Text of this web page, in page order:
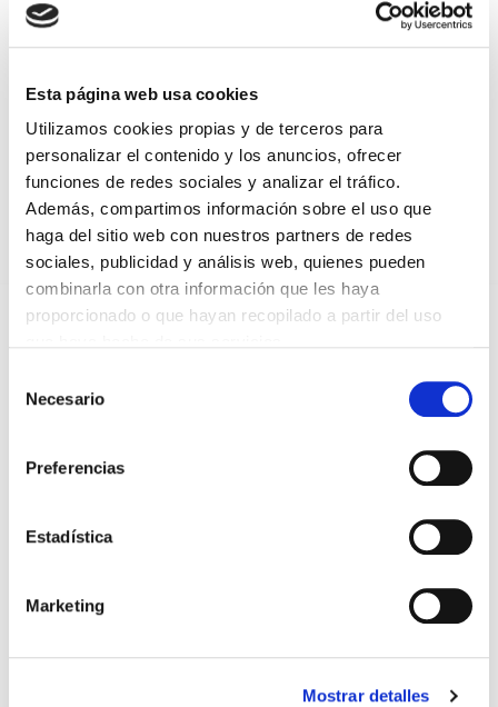
Esta página web usa cookies
Utilizamos cookies propias y de terceros para
personalizar el contenido y los anuncios, ofrecer
funciones de redes sociales y analizar el tráfico.
Además, compartimos información sobre el uso que
haga del sitio web con nuestros partners de redes
sociales, publicidad y análisis web, quienes pueden
combinarla con otra información que les haya
proporcionado o que hayan recopilado a partir del uso
Necesario
Preferencias
Estadística
Marketing
Mostrar detalles
*Campos obligatorios
He leido y acepto la Política de privacidad
DESTACADAS
06/08/2026
AL PACTO DE ESTADO FRENTE A LA EMERGENCIA CLIMÁTICA
03/08/2026
31/07/2026
REFORMA DE LAS MUTUALIDADES ALTERNATIVAS Y LA
PASARELA AL RETA
DE CASOS CLÍNICOS PARA MÉDICOS INTERNOS RESIDENTES